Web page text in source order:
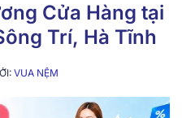
Cửa Hàng tại
Trí, Hà Tĩnh
VUA NỆM